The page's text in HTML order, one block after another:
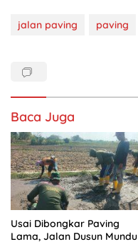
jalan paving paving
Baca Juga
Usai Dibongkar Paving
Lama, Jalan Dusun Mundu